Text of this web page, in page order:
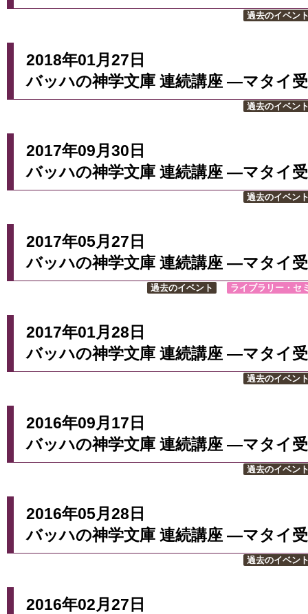
過去のイベン
2018年01月27日
バッハの神学文庫 連続講座 ―マタイ
過去のイベン
2017年09月30日
バッハの神学文庫 連続講座 ―マタイ
過去のイベン
2017年05月27日
バッハの神学文庫 連続講座 ―マタイ
過去のイベント ライブラリー・セ
2017年01月28日
バッハの神学文庫 連続講座 ―マタイ
過去のイベン
2016年09月17日
バッハの神学文庫 連続講座 ―マタイ
過去のイベン
2016年05月28日
バッハの神学文庫 連続講座 ―マタイ
過去のイベン
2016年02月27日